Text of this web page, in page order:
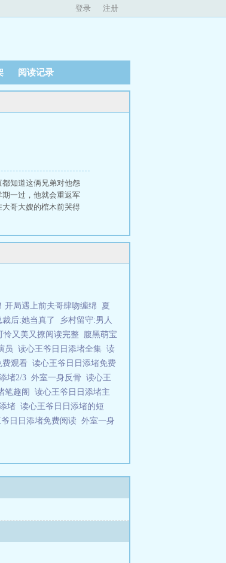
登录 注册
阅读记录
知道这俩兄弟对他怨
一过，他就会重返军
哥大嫂的棺木前哭得
开局遇上前夫哥肆吻缠绵
夏
后:她当真了
乡村留守:男人
怜又美又撩阅读完整
腹黑萌宝
员 读心王爷日日添堵全集 读
费观看 读心王爷日日添堵免费
堵2/3 外室一身反骨 读心王
笔趣阁 读心王爷日日添堵主
堵 读心王爷日日添堵的短
日日添堵免费阅读 外室一身